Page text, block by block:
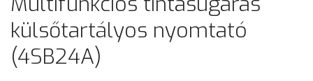
külsőtartályos nyomtató
(4SB24A)